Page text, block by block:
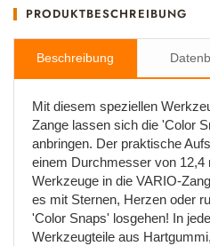
PRODUKTBESCHREIBUNG
Beschreibung
Mit diesem speziellen
Zange lassen sich die 'Color
anbringen. Der praktische
einem Durchmesser von 12,4
Werkzeuge in die VARIO-
es mit Sternen, Herzen oder
'Color Snaps' losgehen! In
Werkzeugteile aus